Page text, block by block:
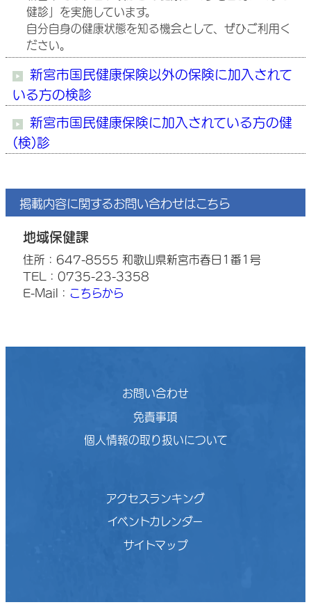
健診」を実施しています。
自分自身の健康状態を知る機会として、ぜひご利用く
ださい。
新宮市国民健康保険以外の保険に加入されて
いる方の検診
新宮市国民健康保険に加入されている方の健
(検)診
掲載内容に関するお問い合わせはこちら
地域保健課
住所：647-8555 和歌山県新宮市春日1番1号
TEL：0735-23-3358
E-Mail： こちらから
お問い合わせ
免責事項
個人情報の取り扱いについて
アクセスランキング
イベントカレンダー
サイトマップ